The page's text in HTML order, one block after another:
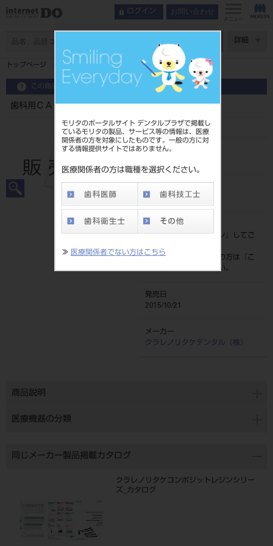
モリタのポータルサイト デンタルプラザで掲載し
ているモリタの製品、サービス等の情報は、医療
関係者の方を対象にしたものです。一般の方に対
する情報提供サイトではありません。
医療関係者の方は職種を選択ください。
≫ 医療関係者でない方はこちら
ログイン お問い合わせ
メニュー
詳細
トップページ 歯科用ＣＡＤ／ＣＡＭマシン ＤＷＸ－５１Ｄ ＃
この商品に関するお問い合わせ
歯科用ＣＡＤ／ＣＡＭマシン ＤＷＸ－５１Ｄ ＃
品目コード
4982978703489
標準価格
価格の確認は『ログイン
』してご
ネット会員登録がまだの方は『
こ
ちら』より登録ください。
発売日
2015/10/21
メーカー
クラレノリタケデンタル（株）
商品説明
医療機器の分類
同じメーカー製品掲載カタログ
クラレノリタケコンポジットレジンシリー
ズ_カタログ